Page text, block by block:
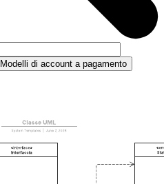
Modelli di account a pagamento